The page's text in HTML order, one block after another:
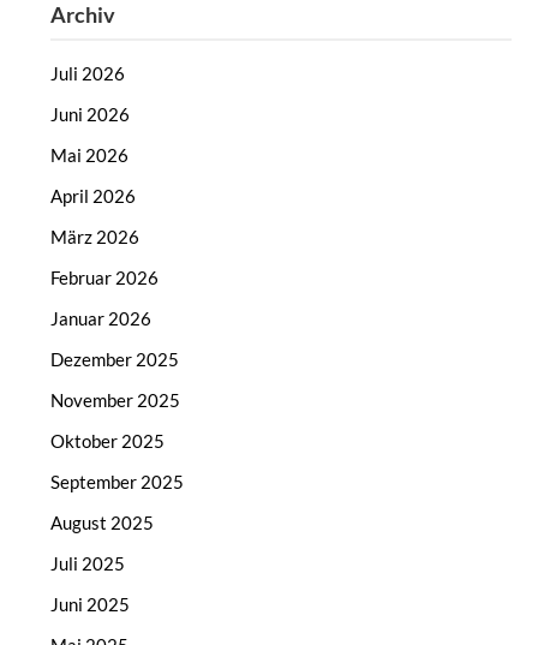
Archiv
Juli 2026
Juni 2026
Mai 2026
April 2026
März 2026
Februar 2026
Januar 2026
Dezember 2025
November 2025
Oktober 2025
September 2025
August 2025
Juli 2025
Juni 2025